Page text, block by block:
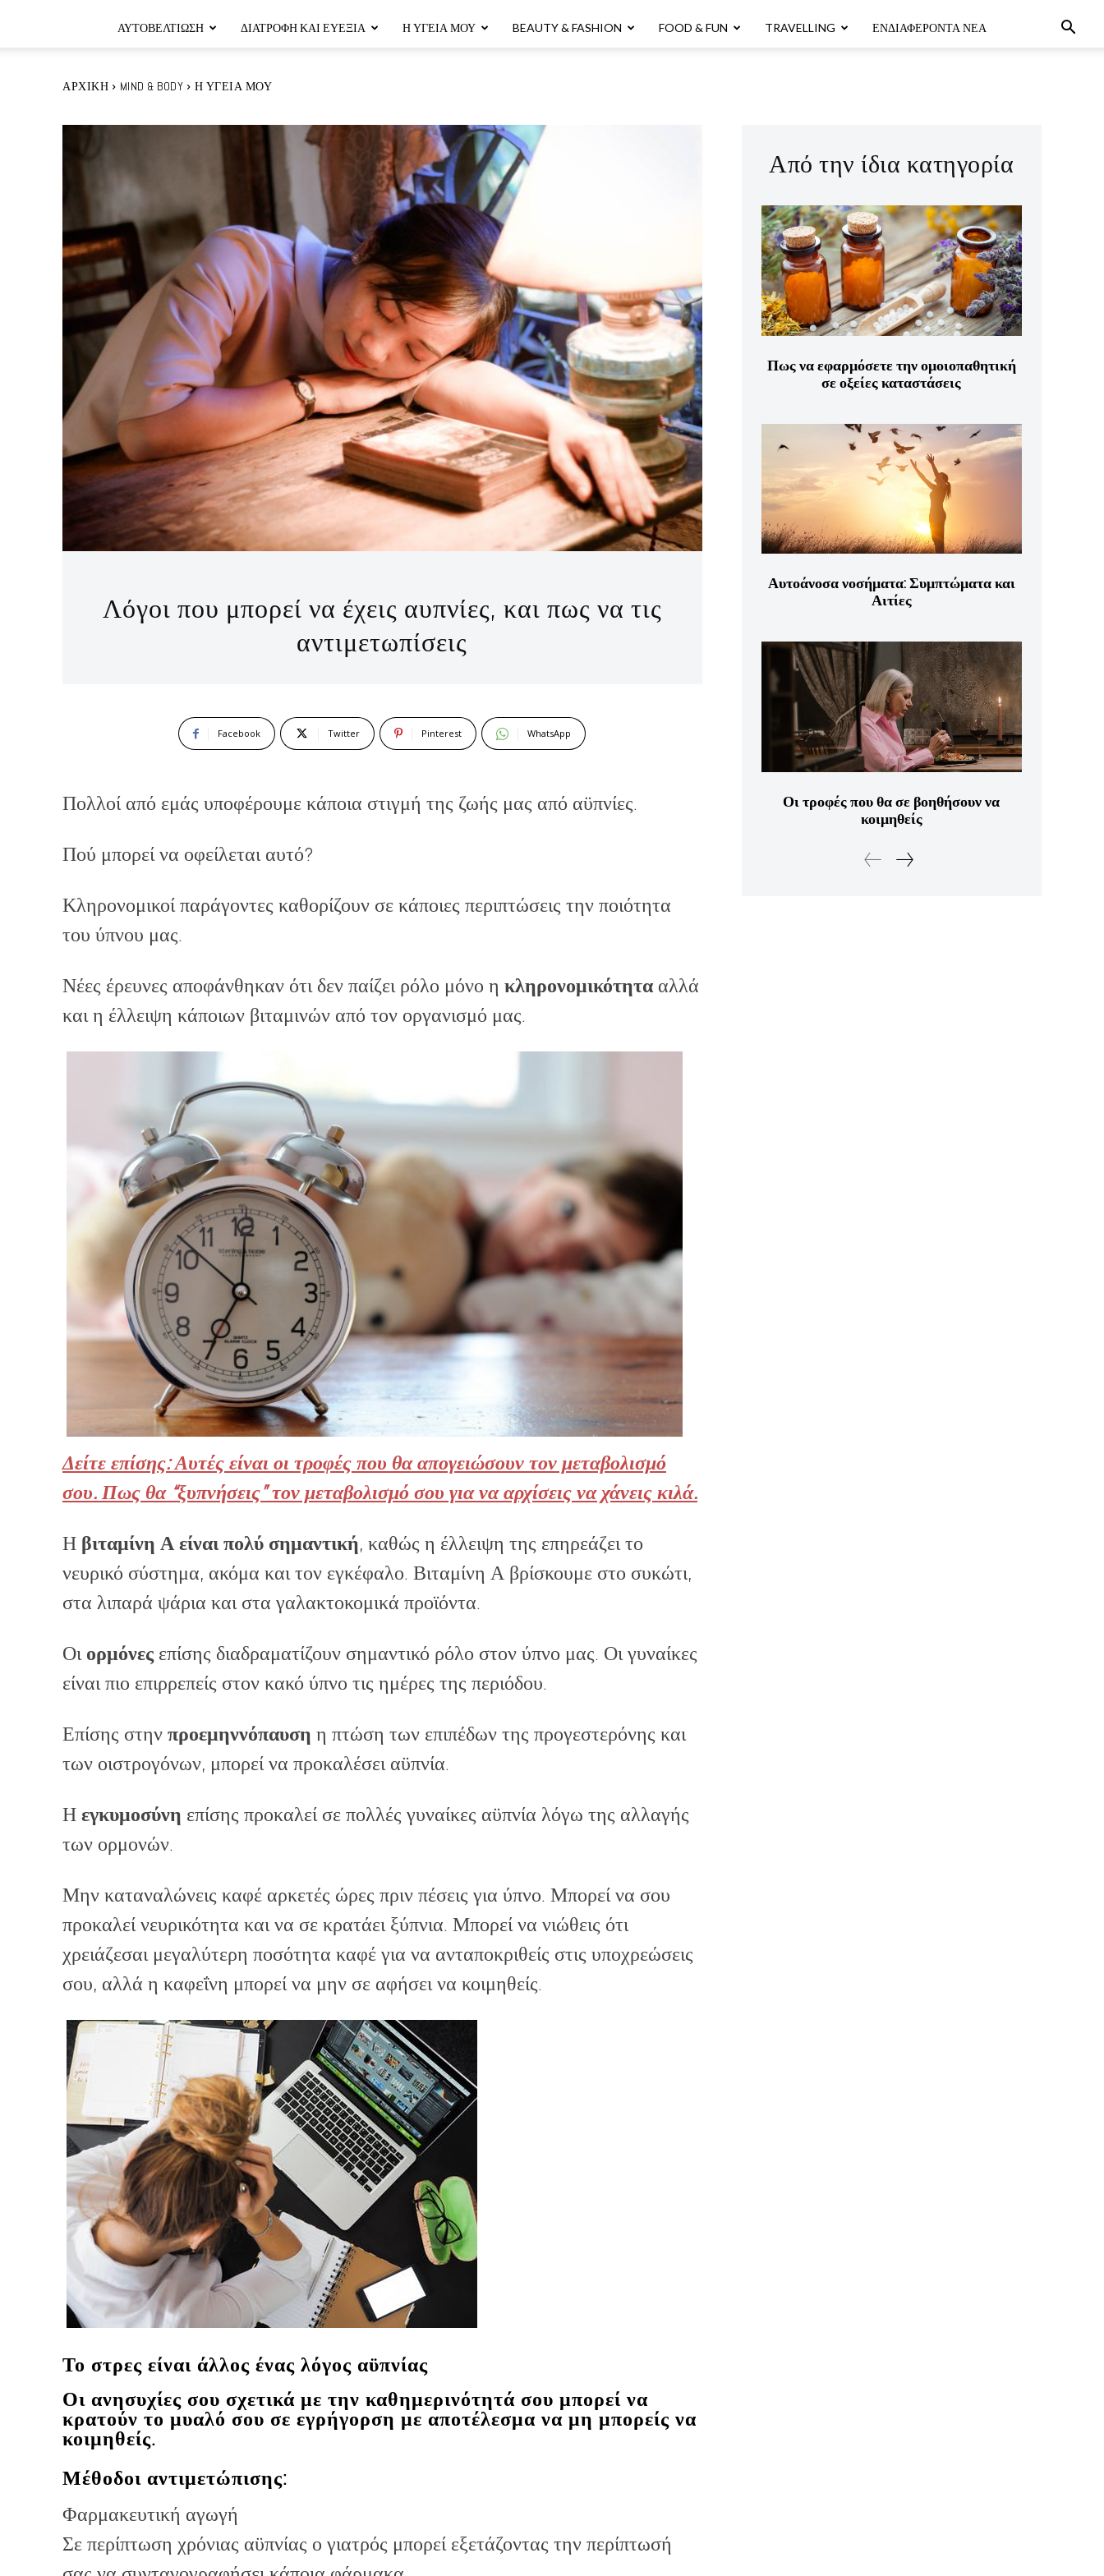
ΑΥΤΟΒΕΛΤΊΩΣΗ ΔΙΑΤΡΟΦΉ ΚΑΙ ΕΥΕΞΊΑ Η ΥΓΕΊΑ ΜΟΥ BEAUTY & FASHION FOOD & FUN TRAVELLING ΕΝΔΙΑΦΈΡΟΝΤΑ ΝΈΑ
ΑΡΧΙΚΉ MIND & BODY Η ΥΓΕΊΑ ΜΟΥ
Λόγοι που μπορεί να έχεις αυπνίες, και πως να τις
αντιμετωπίσεις
Facebook Twitter Pinterest WhatsApp
Πολλοί από εμάς υποφέρουμε κάποια στιγμή της ζωής μας από αϋπνίες.
Πού μπορεί να οφείλεται αυτό?
Κληρονομικοί παράγοντες καθορίζουν σε κάποιες περιπτώσεις την ποιότητα
του ύπνου μας.
Νέες έρευνες αποφάνθηκαν ότι δεν παίζει ρόλο μόνο η κληρονομικότητα αλλά
και η έλλειψη κάποιων βιταμινών από τον οργανισμό μας.
Δείτε επίσης: Αυτές είναι οι τροφές που θα απογειώσουν τον μεταβολισμό
σου. Πως θα “ξυπνήσεις” τον μεταβολισμό σου για να αρχίσεις να χάνεις κιλά.
Η βιταμίνη Α είναι πολύ σημαντική, καθώς η έλλειψη της επηρεάζει το
νευρικό σύστημα, ακόμα και τον εγκέφαλο. Βιταμίνη Α βρίσκουμε στο συκώτι,
στα λιπαρά ψάρια και στα γαλακτοκομικά προϊόντα.
Οιορμόνες επίσης διαδραματίζουν σημαντικό ρόλο στον ύπνο μας. Οι γυναίκες
είναι πιο επιρρεπείς στον κακό ύπνο τις ημέρες της περιόδου.
Επίσης στηνπροεμηννόπαυση η πτώση των επιπέδων της προγεστερόνης και
των οιστρογόνων, μπορεί να προκαλέσει αϋπνία.
Ηεγκυμοσύνη επίσης προκαλεί σε πολλές γυναίκες αϋπνία λόγω της αλλαγής
των ορμονών.
Μην καταναλώνεις καφέ αρκετές ώρες πριν πέσεις για ύπνο. Μπορεί να σου
προκαλεί νευρικότητα και να σε κρατάει ξύπνια. Μπορεί να νιώθεις ότι
χρειάζεσαι μεγαλύτερη ποσότητα καφέ για να ανταποκριθείς στις υποχρεώσεις
σου, αλλά η καφεΐνη μπορεί να μην σε αφήσει να κοιμηθείς.
Το στρες είναι άλλος ένας λόγος αϋπνίας
Οι ανησυχίες σου σχετικά με την καθημερινότητά σου μπορεί να
κρατούν το μυαλό σου σε εγρήγορση με αποτέλεσμα να μη μπορείς να
κοιμηθείς.
Μέθοδοι αντιμετώπισης:
Φαρμακευτική αγωγή
Σε περίπτωση χρόνιας αϋπνίας ο γιατρός μπορεί εξετάζοντας την περίπτωσή
Από την ίδια κατηγορία
Πως να εφαρμόσετε την ομοιοπαθητική
σε οξείες καταστάσεις
Αυτοάνοσα νοσήματα: Συμπτώματα και
Αιτίες
Οι τροφές που θα σε βοηθήσουν να
κοιμηθείς